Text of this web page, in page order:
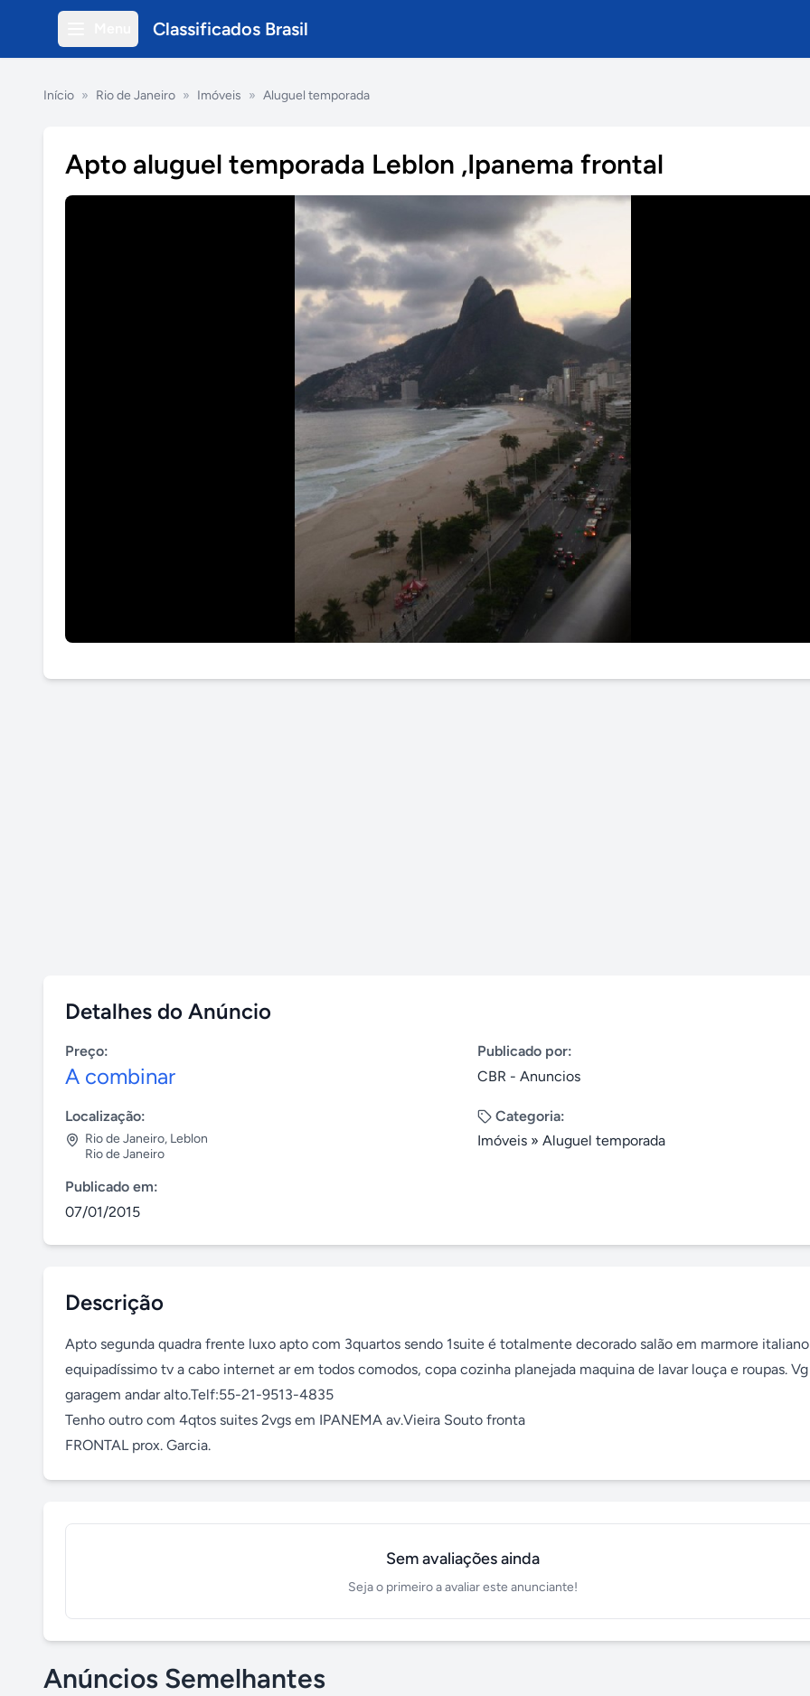
Classificados Brasil
Início » Rio de Janeiro » Imóveis » Aluguel temporada
Apto aluguel temporada Leblon ,Ipanema frontal
Detalhes do Anúncio
Preço:
A combinar
Publicado por:
CBR - Anuncios
Localização:
Rio de Janeiro, Leblon
Rio de Janeiro
Categoria:
Imóveis » Aluguel temporada
Publicado em:
07/01/2015
Descrição
Apto segunda quadra frente luxo apto com 3quartos sendo 1suite é totalmente decorado salão em marmore italiano
equipadíssimo tv a cabo internet ar em todos comodos, copa cozinha planejada maquina de lavar louça e roupas. Vg
garagem andar alto.Telf:55-21-9513-4835
Tenho outro com 4qtos suites 2vgs em IPANEMA av.Vieira Souto fronta
FRONTAL prox. Garcia.
Sem avaliações ainda
Seja o primeiro a avaliar este anunciante!
Anúncios Semelhantes